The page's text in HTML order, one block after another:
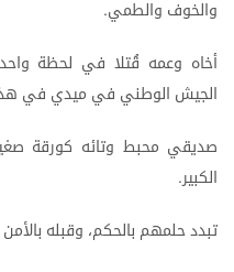
والخوف والطمي.
أخاه وعمه قُتلا في لحظة
الجيش الوطني في ميدي في
صديقي محبط وتائه كورقة
الكبير.
تبددحلمهم بالحكم، وقبله بالأمن